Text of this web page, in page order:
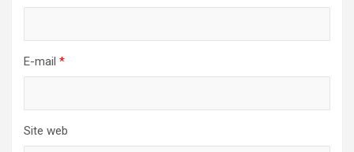
E-mail *
Site web